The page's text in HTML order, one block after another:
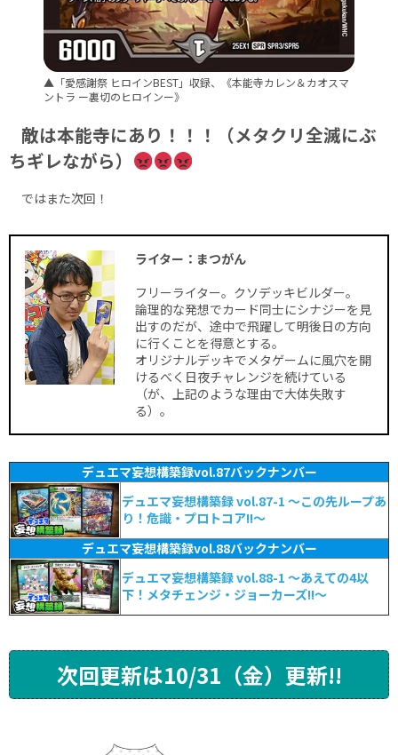
▲「愛感謝祭 ヒロインBEST」収録、《本能寺カレン＆カオスマ
ントラ ー裏切のヒロインー》
敵は本能寺にあり！！！（メタクリ全滅にぶ
ちギレながら）
ではまた次回！
ライター：まつがん
フリーライター。クソデッキビルダー。
論理的な発想でカード同士にシナジーを見
出すのだが、途中で飛躍して明後日の方向
に行くことを得意とする。
オリジナルデッキでメタゲームに風穴を開
けるべく日夜チャレンジを続けている
（が、上記のような理由で大体失敗す
る）。
デュエマ妄想構築録vol.87バックナンバー
デュエマ妄想構築録 vol.87-1 ～この先ループあ
り！危識・プロトコア!!～
デュエマ妄想構築録vol.88バックナンバー
デュエマ妄想構築録 vol.88-1 ～あえての4以
下！メタチェンジ・ジョーカーズ!!～
次回更新は10/31（金）更新!!